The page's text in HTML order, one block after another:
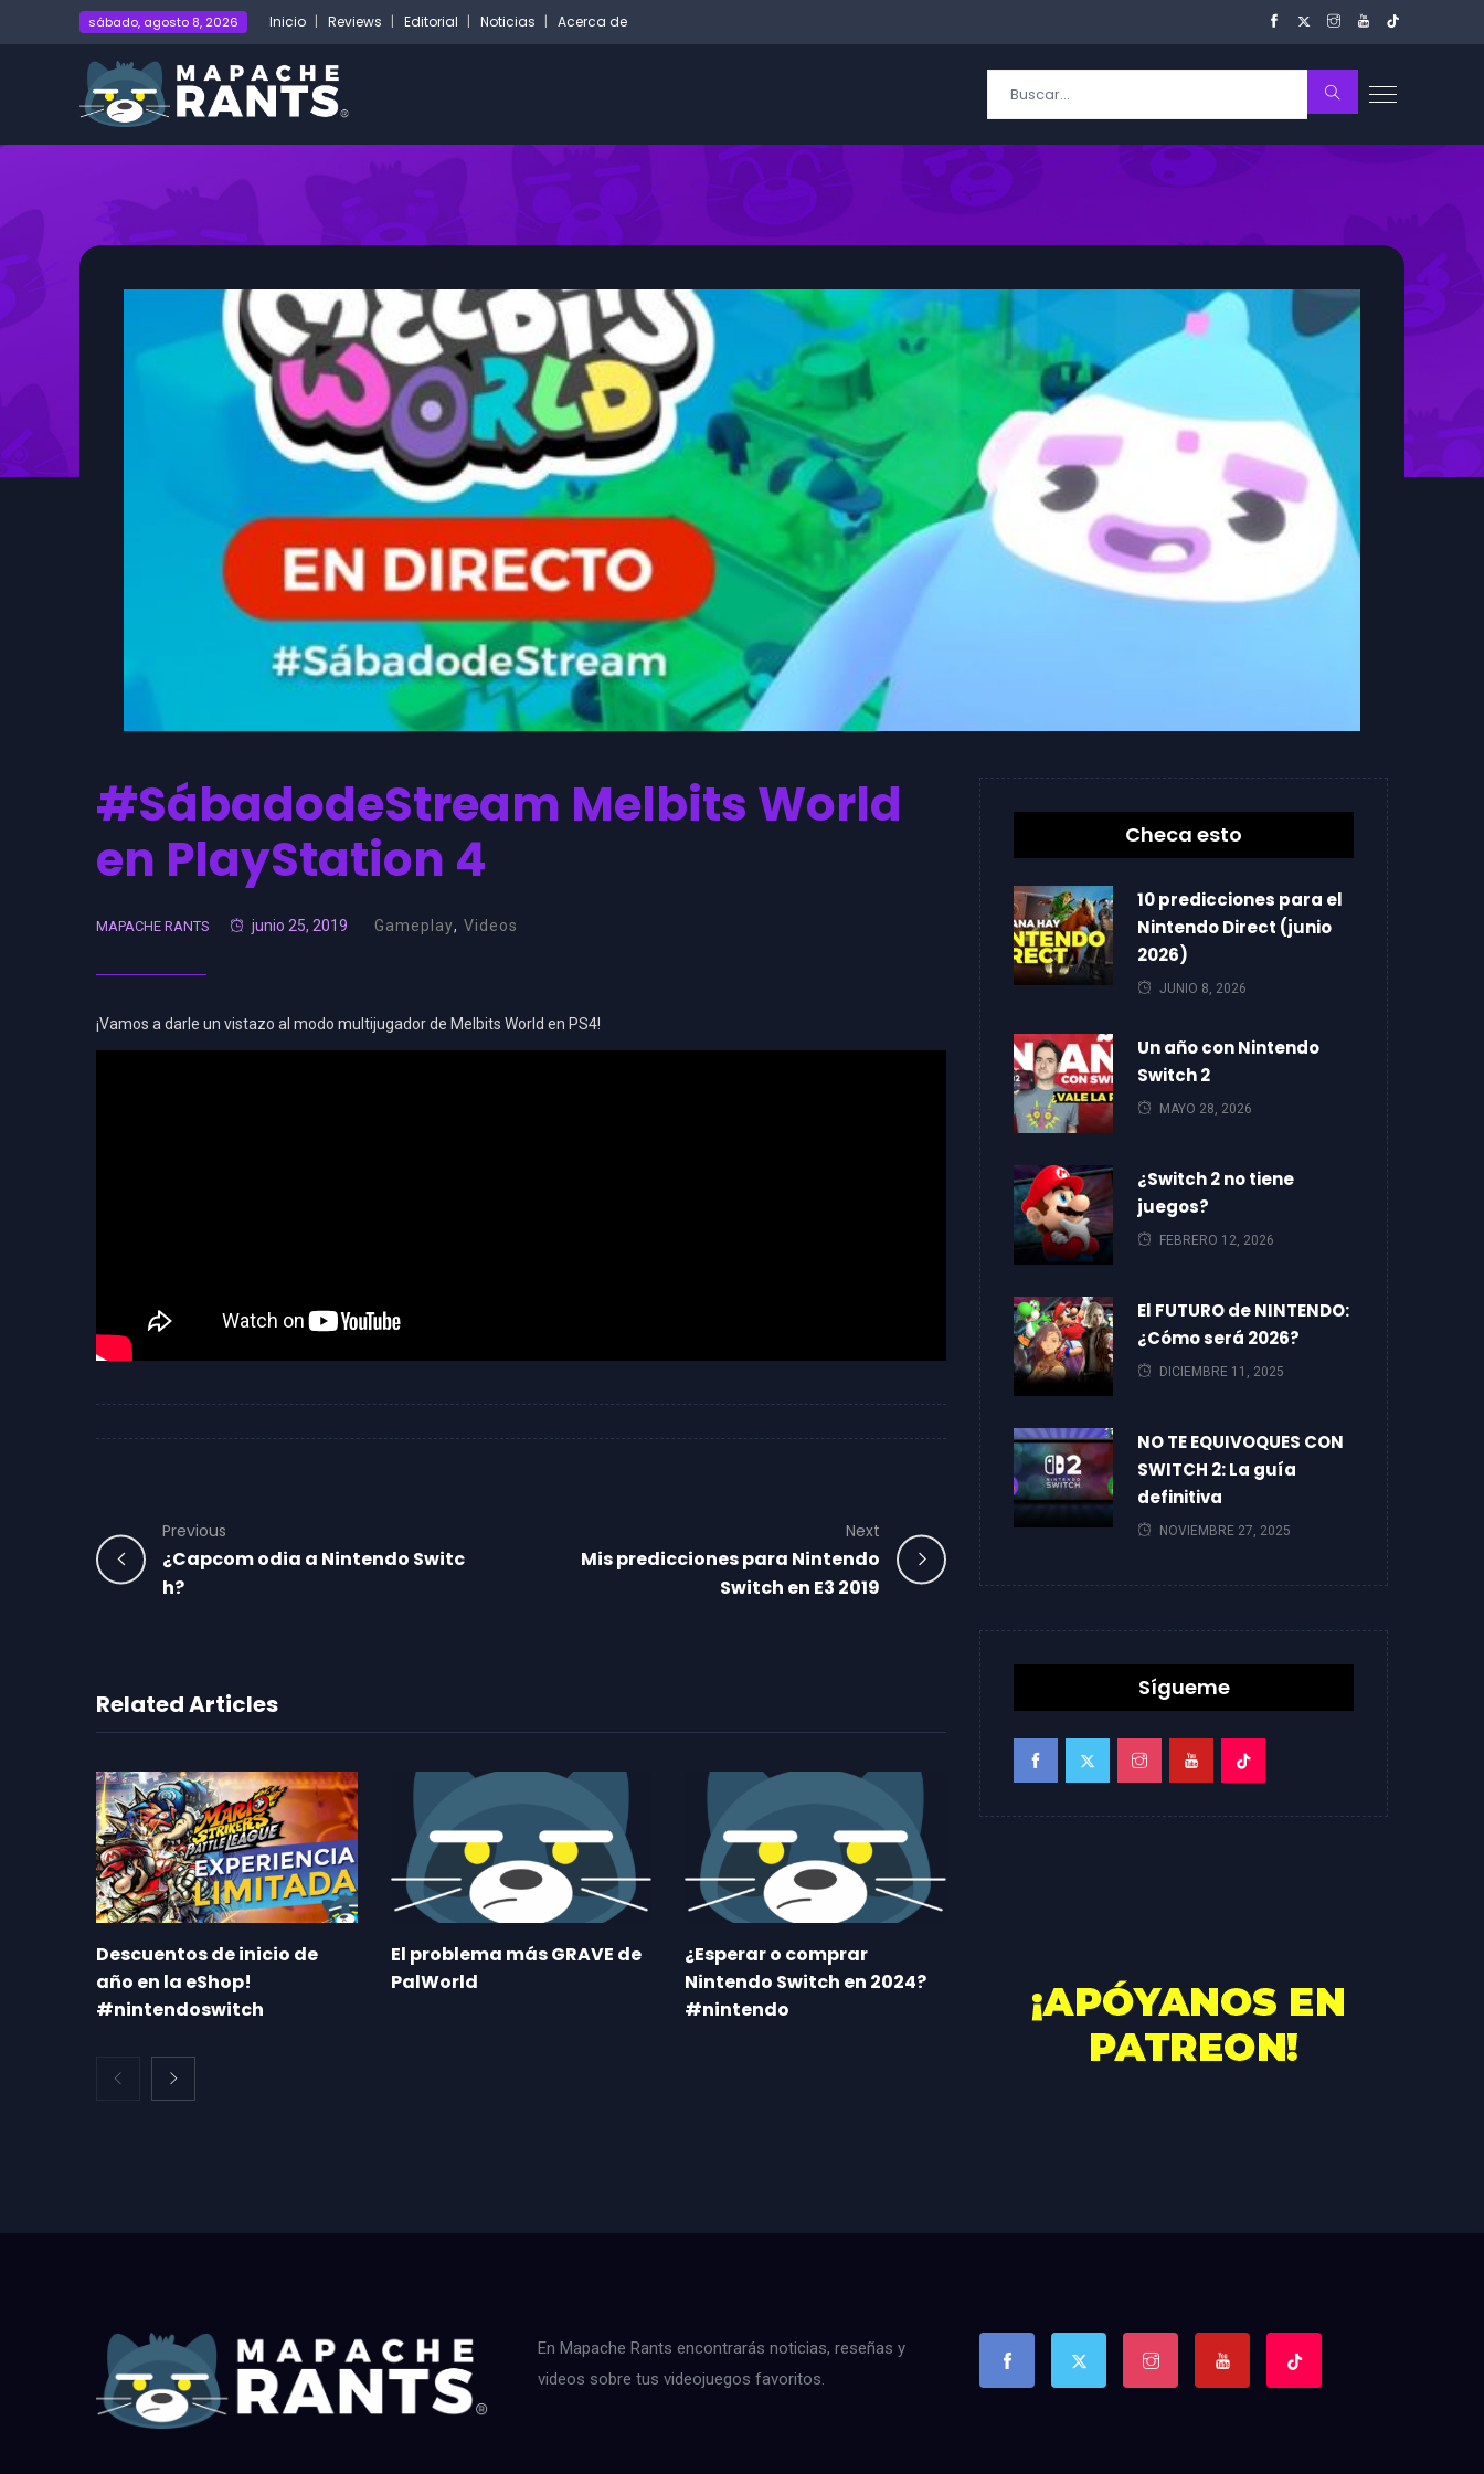
sábado, agosto 8, 2026 Inicio Reviews Editorial Noticias Acerca de
#SábadodeStream Melbits World
en PlayStation 4
MAPACHE RANTS junio 25, 2019 Gameplay, Videos
¡Vamos a darle un vistazo al modo multijugador de Melbits World en PS4!
Previous
¿Capcom odia a Nintendo Switc
h?
Next
Mis predicciones para Nintendo
Switch en E3 2019
Related Articles
Descuentos de inicio de
año en la eShop!
#nintendoswitch
El problema más GRAVE de
PalWorld
¿Esperar o comprar
Nintendo Switch en 2024?
#nintendo
Checa esto
10 predicciones para el
Nintendo Direct (junio
2026)
JUNIO 8, 2026
Un año con Nintendo
Switch 2
MAYO 28, 2026
¿Switch 2 no tiene
juegos?
FEBRERO 12, 2026
El FUTURO de NINTENDO:
¿Cómo será 2026?
DICIEMBRE 11, 2025
NO TE EQUIVOQUES CON
SWITCH 2: La guía
definitiva
NOVIEMBRE 27, 2025
Sígueme
En Mapache Rants encontrarás noticias, reseñas y
videos sobre tus videojuegos favoritos.